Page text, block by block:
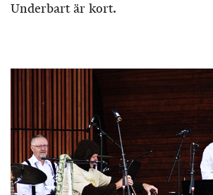
Underbart är kort.